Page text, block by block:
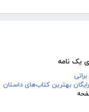
یک نامه
براتی
رایگان بهترین کتاب‌های داستان